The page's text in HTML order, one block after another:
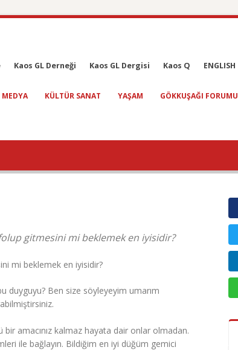
Kaos GL Derneği Kaos GL Dergisi Kaos Q ENGLISH
MEDYA KÜLTÜR SANAT YAŞAM GÖKKUŞAĞI FORUMU
gitmesini mi beklemek en iyisidir?
mi beklemek en iyisidir?
duyguyu? Ben size söyleyeyim umarım
amacınız kalmaz hayata dair onlar olmadan.
ile bağlayın. Bildiğim en iyi düğüm gemici